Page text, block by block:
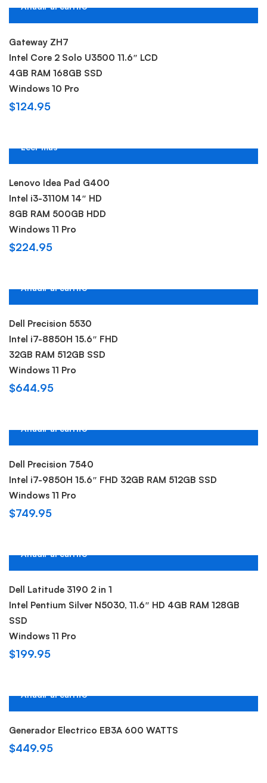
Añadir al carrito
Gateway ZH7
Intel Core 2 Solo U3500 11.6″ LCD
4GB RAM 168GB SSD
Windows 10 Pro
$124.95
Leer más
Lenovo Idea Pad G400
Intel i3-3110M 14″ HD
8GB RAM 500GB HDD
Windows 11 Pro
$224.95
Añadir al carrito
Dell Precision 5530
Intel i7-8850H 15.6″ FHD
32GB RAM 512GB SSD
Windows 11 Pro
$644.95
Añadir al carrito
Dell Precision 7540
Intel i7-9850H 15.6″ FHD 32GB RAM 512GB SSD
Windows 11 Pro
$749.95
Añadir al carrito
Dell Latitude 3190 2 in 1
Intel Pentium Silver N5030, 11.6″ HD 4GB RAM 128GB
SSD
Windows 11 Pro
$199.95
Añadir al carrito
Generador Electrico EB3A 600 WATTS
$449.95